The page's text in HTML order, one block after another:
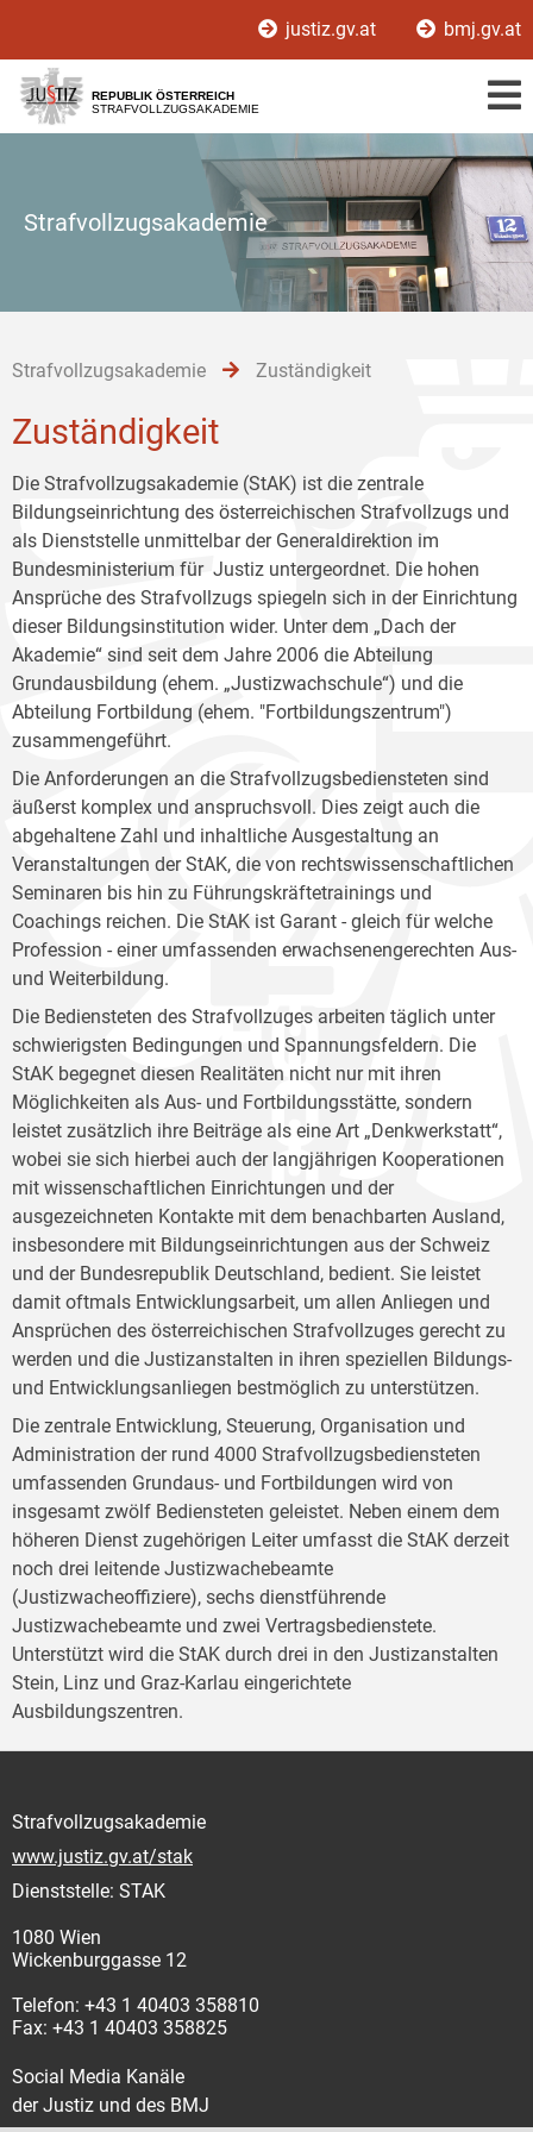
[1]
[2]
[3]
justiz.gv.at bmj.gv.at
REPUBLIK ÖSTERREICH
STRAFVOLLZUGSAKADEMIE
Strafvollzugsakademie
Strafvollzugsakademie Zuständigkeit
Zuständigkeit
Die Strafvollzugsakademie (StAK) ist die zentrale
Bildungseinrichtung des österreichischen Strafvollzugs und
als Dienststelle unmittelbar der Generaldirektion im
Bundesministerium für Justiz untergeordnet. Die hohen
Ansprüche des Strafvollzugs spiegeln sich in der Einrichtung
dieser Bildungsinstitution wider. Unter dem „Dach der
Akademie“ sind seit dem Jahre 2006 die Abteilung
Grundausbildung (ehem. „Justizwachschule“) und die
Abteilung Fortbildung (ehem. "Fortbildungszentrum")
zusammengeführt.
Die Anforderungen an die Strafvollzugsbediensteten sind
äußerst komplex und anspruchsvoll. Dies zeigt auch die
abgehaltene Zahl und inhaltliche Ausgestaltung an
Veranstaltungen der StAK, die von rechtswissenschaftlichen
Seminaren bis hin zu Führungskräftetrainings und
Coachings reichen. Die StAK ist Garant - gleich für welche
Profession - einer umfassenden erwachsenengerechten Aus-
und Weiterbildung.
Die Bediensteten des Strafvollzuges arbeiten täglich unter
schwierigsten Bedingungen und Spannungsfeldern. Die
StAK begegnet diesen Realitäten nicht nur mit ihren
Möglichkeiten als Aus- und Fortbildungsstätte, sondern
leistet zusätzlich ihre Beiträge als eine Art „Denkwerkstatt“,
wobei sie sich hierbei auch der langjährigen Kooperationen
mit wissenschaftlichen Einrichtungen und der
ausgezeichneten Kontakte mit dem benachbarten Ausland,
insbesondere mit Bildungseinrichtungen aus der Schweiz
und der Bundesrepublik Deutschland, bedient. Sie leistet
damit oftmals Entwicklungsarbeit, um allen Anliegen und
Ansprüchen des österreichischen Strafvollzuges gerecht zu
werden und die Justizanstalten in ihren speziellen Bildungs-
und Entwicklungsanliegen bestmöglich zu unterstützen.
Die zentrale Entwicklung, Steuerung, Organisation und
Administration der rund 4000 Strafvollzugsbediensteten
umfassenden Grundaus- und Fortbildungen wird von
insgesamt zwölf Bediensteten geleistet. Neben einem dem
höheren Dienst zugehörigen Leiter umfasst die StAK derzeit
noch drei leitende Justizwachebeamte
(Justizwacheoffiziere), sechs dienstführende
Justizwachebeamte und zwei Vertragsbedienstete.
Unterstützt wird die StAK durch drei in den Justizanstalten
Stein, Linz und Graz-Karlau eingerichtete
Ausbildungszentren.
Strafvollzugsakademie
www.justiz.gv.at/stak
Dienststelle: STAK
1080 Wien
Wickenburggasse 12
Telefon: +43 1 40403 358810
Fax: +43 1 40403 358825
Social Media Kanäle
der Justiz und des BMJ